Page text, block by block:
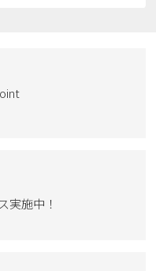
実施中！